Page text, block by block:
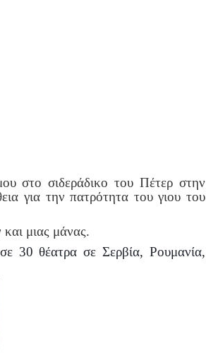
στο σιδεράδικο του Πέτερ στην
για την πατρότητα του γιου του
μιας μάνας.
30 θέατρα σε Σερβία, Ρουμανία,